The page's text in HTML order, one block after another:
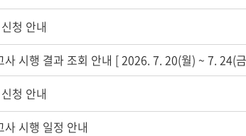
청 안내
시행 결과 조회 안내 [ 2026. 7. 20(월) ~ 7. 24(
청 안내
시행 일정 안내